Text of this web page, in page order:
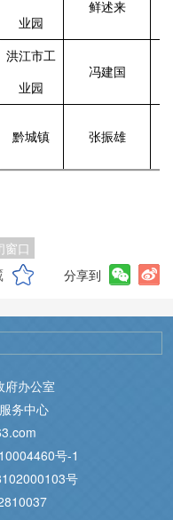
业园
鲜述来
洪江市工
业园
冯建国
黔城镇 张振雄
窗口
分享到
府办公室
务中心
号-1
号